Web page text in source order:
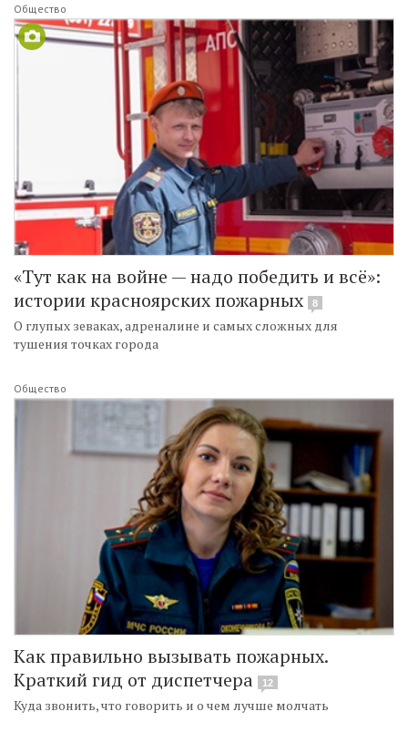
Общество
«Тут как на войне — надо победить и всё»:
истории красноярских пожарных
8
О глупых зеваках, адреналине и самых сложных для
тушения точках города
Общество
Как правильно вызывать пожарных.
Краткий гид от диспетчера
12
Куда звонить, что говорить и о чем лучше молчать